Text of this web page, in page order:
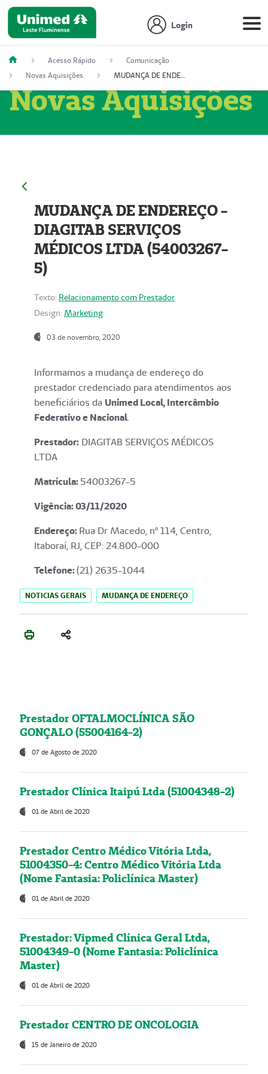
Login
Acesso Rápido
Comunicação
Novas Aquisições
MUDANÇA DE ENDEREÇO - DIAGITAB SERVIÇOS MÉDICOS LTDA (54003267-5)
Novas Aquisições
MUDANÇA DE ENDEREÇO -
DIAGITAB SERVIÇOS
MÉDICOS LTDA (54003267-
5)
Texto: Relacionamento com Prestador
Design: Marketing
03 de novembro, 2020
Informamos a mudança de endereço do
prestador credenciado para atendimentos aos
beneficiários da Unimed Local, Intercâmbio
Federativo e Nacional.
Prestador: DIAGITAB SERVIÇOS MÉDICOS
LTDA
Matrícula:54003267-5
Vigência: 03/11/2020
Endereço:Rua Dr Macedo, nº 114, Centro,
Itaboraí, RJ, CEP: 24.800-000
Telefone:(21) 2635-1044
NOTICIAS GERAIS MUDANÇA DE ENDEREÇO
Prestador OFTALMOCLÍNICA SÃO
GONÇALO (55004164-2)
07 de Agosto de 2020
Prestador Clínica Itaipú Ltda (51004348-2)
01 de Abril de 2020
Prestador Centro Médico Vitória Ltda,
51004350-4: Centro Médico Vitória Ltda
(Nome Fantasia: Policlínica Master)
01 de Abril de 2020
Prestador: Vipmed Clínica Geral Ltda,
51004349-0 (Nome Fantasia: Policlínica
Master)
01 de Abril de 2020
Prestador CENTRO DE ONCOLOGIA
15 de Janeiro de 2020